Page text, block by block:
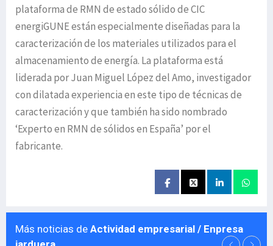
plataforma de RMN de estado sólido de CIC
energiGUNE están especialmente diseñadas para la
caracterización de los materiales utilizados para el
almacenamiento de energía. La plataforma está
liderada por Juan Miguel López del Amo, investigador
con dilatada experiencia en este tipo de técnicas de
caracterización y que también ha sido nombrado
‘Experto en RMN de sólidos en España’ por el
fabricante.
Más noticias de Actividad empresarial / Enpresa